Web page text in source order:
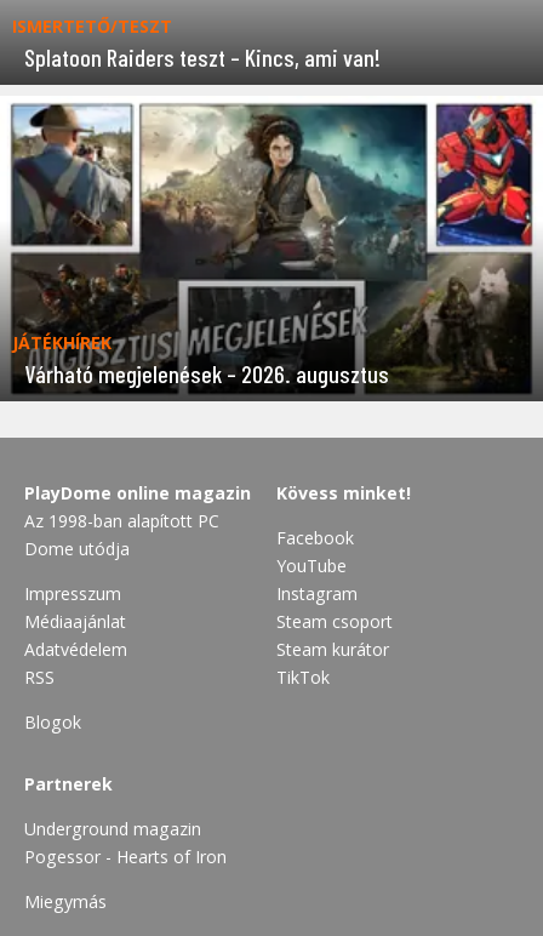
ISMERTETŐ/TESZT
Splatoon Raiders teszt – Kincs, ami van!
JÁTÉKHÍREK
Várható megjelenések – 2026. augusztus
PlayDome online magazin
Az 1998-ban alapított PC
Dome utódja
Impresszum
Médiaajánlat
Adatvédelem
RSS
Blogok
Kövess minket!
Facebook
YouTube
Instagram
Steam csoport
Steam kurátor
TikTok
Partnerek
Underground magazin
Pogessor - Hearts of Iron
Miegymás